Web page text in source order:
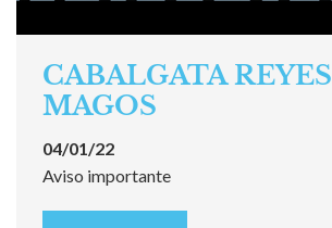
CABALGATA REYES
MAGOS
04/01/22
Aviso importante